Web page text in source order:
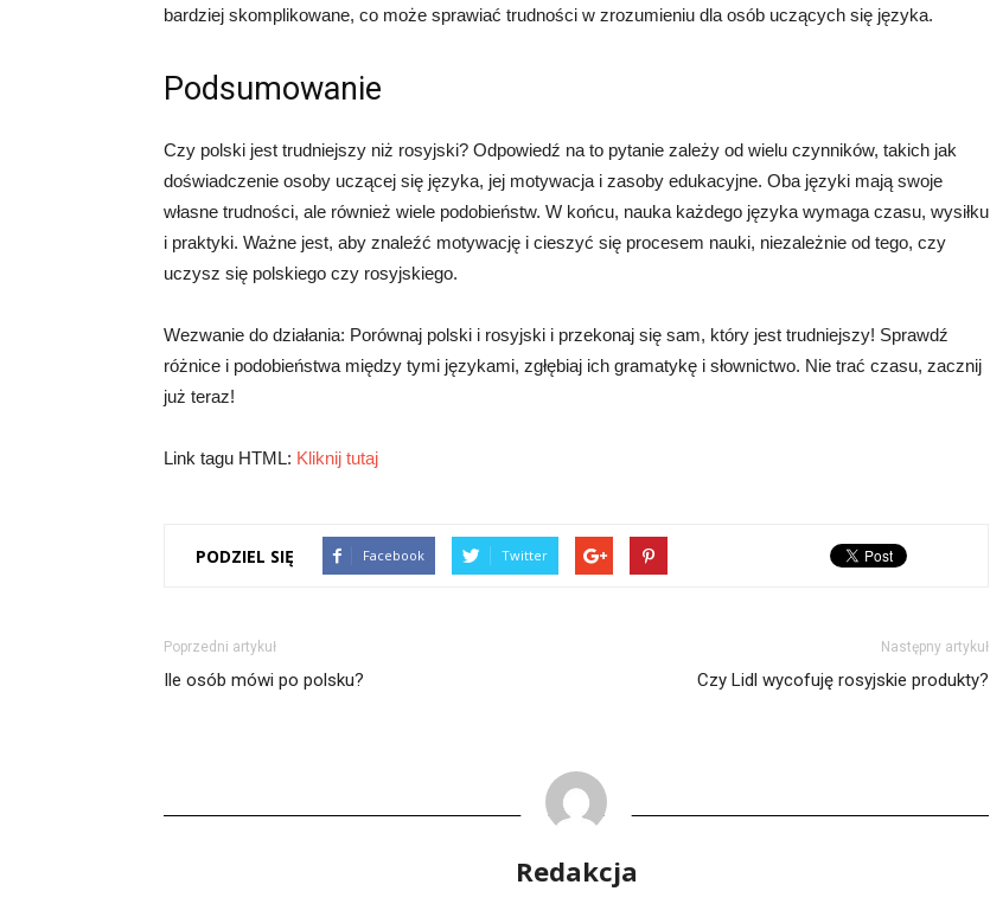
bardziej skomplikowane, co może sprawiać trudności w zrozumieniu dla osób uczących się języka.
Podsumowanie
Czy polski jest trudniejszy niż rosyjski? Odpowiedź na to pytanie zależy od wielu czynników, takich jak
doświadczenie osoby uczącej się języka, jej motywacja i zasoby edukacyjne. Oba języki mają swoje
własne trudności, ale również wiele podobieństw. W końcu, nauka każdego języka wymaga czasu, wysiłku
i praktyki. Ważne jest, aby znaleźć motywację i cieszyć się procesem nauki, niezależnie od tego, czy
uczysz się polskiego czy rosyjskiego.
Wezwanie do działania: Porównaj polski i rosyjski i przekonaj się sam, który jest trudniejszy! Sprawdź
różnice i podobieństwa między tymi językami, zgłębiaj ich gramatykę i słownictwo. Nie trać czasu, zacznij
już teraz!
Link tagu HTML: Kliknij tutaj
PODZIEL SIĘ Facebook Twitter
Poprzedni artykuł
Ile osób mówi po polsku?
Następny artykuł
Czy Lidl wycofuję rosyjskie produkty?
Redakcja